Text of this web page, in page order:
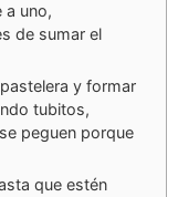
a uno,
de sumar el
y formar
tubitos,
peguen porque
que estén